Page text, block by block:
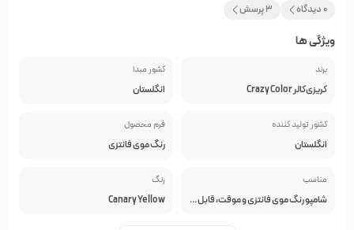
0 دیدگاه 3 پرسش
ویژگی ها
برند
کریزی‌کالر Crazy Color
کشور مبدا
انگلستان
کشور تولید کننده
انگلستان
فرم محصول
رنگ موی فانتزی
مناسب
شامپو رنگ موی فانتزی و موقت، قابل استفاده بر روی انواع موها حتی روی موی مشکی، قابل استفاده برای افراد بالای ۱۶ سال
رنگ
Canary Yellow